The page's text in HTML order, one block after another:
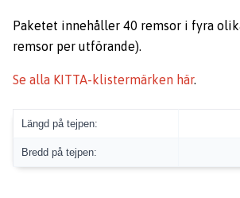
Paketet innehåller 40 remsor i fyra
remsor per utförande).
Se alla KITTA-klistermärken här.
Längd på tejpen:
Bredd på tejpen: